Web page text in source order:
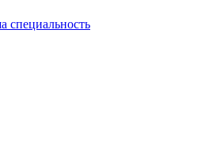
специальность